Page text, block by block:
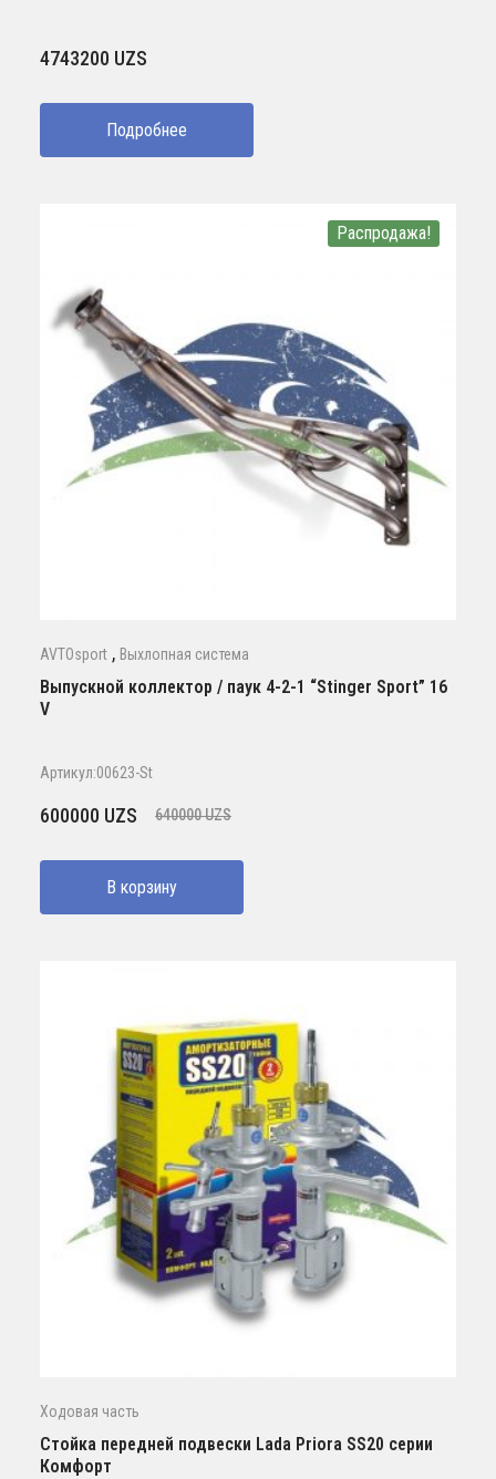
4743200 UZS
Подробнее
Распродажа!
AVTOsport , Выхлопная система
Выпускной коллектор / паук 4-2-1 “Stinger Sport” 16
V
Артикул:00623-St
640000UZS
Первоначальная
составляла
640000 UZS.
600000 UZS
Текущая
600000 UZS.
В корзину
Ходовая часть
Стойка передней подвески Lada Priora SS20 серии
Комфорт